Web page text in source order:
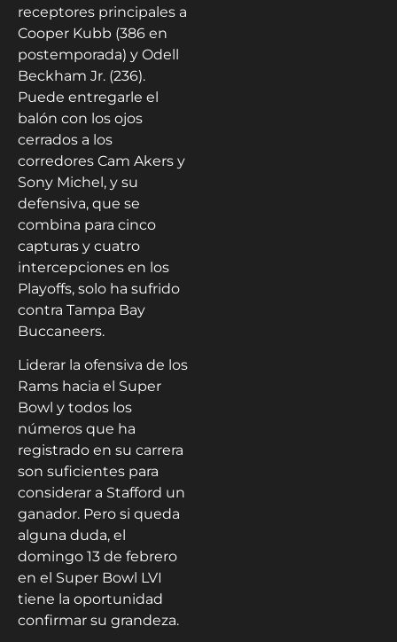
receptores principales a
Cooper Kubb (386 en
postemporada) y Odell
Beckham Jr. (236).
Puede entregarle el
balón con los ojos
cerrados a los
corredores Cam Akers y
Sony Michel, y su
defensiva, que se
combina para cinco
capturas y cuatro
intercepciones en los
Playoffs, solo ha sufrido
contra Tampa Bay
Buccaneers.
Liderar la ofensiva de los
Rams hacia el Super
Bowl y todos los
números que ha
registrado en su carrera
son suficientes para
considerar a Stafford un
ganador. Pero si queda
alguna duda, el
domingo 13 de febrero
en el Super Bowl LVI
tiene la oportunidad
confirmar su grandeza.